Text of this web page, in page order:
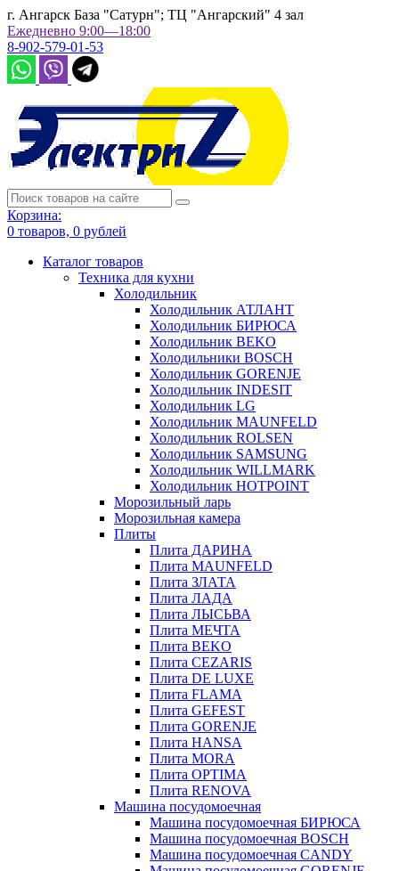
г. Ангарск База "Сатурн"; ТЦ "Ангарский" 4 зал
Ежедневно 9:00—18:00
8-902-579-01-53
Корзина:
0 товаров, 0 рублей
Каталог товаров
Техника для кухни
Холодильник
Холодильник АТЛАНТ
Холодильник БИРЮСА
Холодильник BEKO
Холодильники BOSCH
Холодильник GORENJE
Холодильник INDESIT
Холодильник LG
Холодильник MAUNFELD
Холодильник ROLSEN
Холодильник SAMSUNG
Холодильник WILLMARK
Холодильник HOTPOINT
Морозильный ларь
Морозильная камера
Плиты
Плита ДАРИНА
Плита MAUNFELD
Плита ЗЛАТА
Плита ЛАДА
Плита ЛЫСЬВА
Плита МЕЧТА
Плита BEKO
Плита CEZARIS
Плита DE LUXE
Плита FLAMA
Плита GEFEST
Плита GORENJE
Плита HANSA
Плита MORA
Плита OPTIMA
Плита RENOVA
Машина посудомоечная
Машина посудомоечная БИРЮСА
Машина посудомоечная BOSCH
Машина посудомоечная CANDY